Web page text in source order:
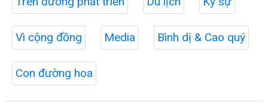
Vì cộng đồng Media Bình dị & Cao quý
Con đường hoa